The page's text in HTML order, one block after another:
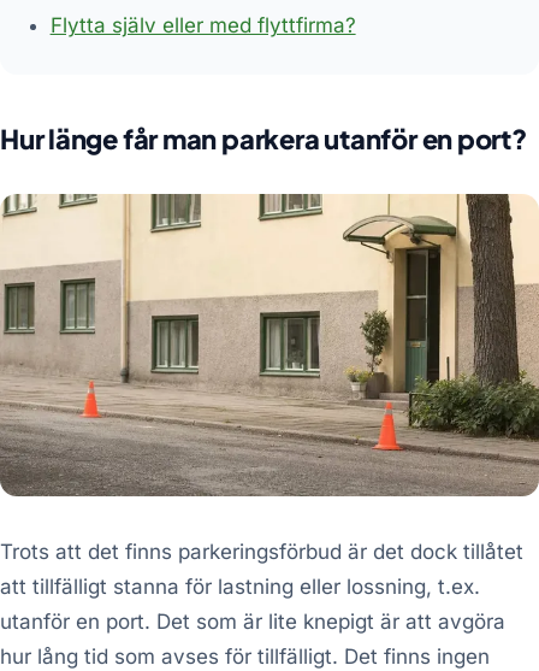
Flytta själv eller med flyttfirma?
Hur länge får man parkera utanför en port?
Trots att det finns parkeringsförbud är det dock tillåtet
att tillfälligt stanna för lastning eller lossning, t.ex.
utanför en port. Det som är lite knepigt är att avgöra
hur lång tid som avses för tillfälligt. Det finns ingen